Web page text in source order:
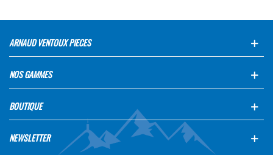
ARNAUD VENTOUX PIECES
NOS GAMMES
BOUTIQUE
NEWSLETTER